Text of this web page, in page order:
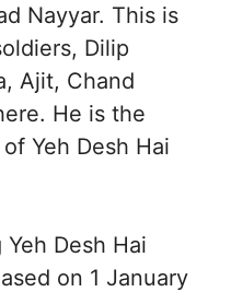
Nayyar. This is
Dilip
Ajit, Chand
He is the
Yeh Desh Hai
Desh Hai
on 1 January